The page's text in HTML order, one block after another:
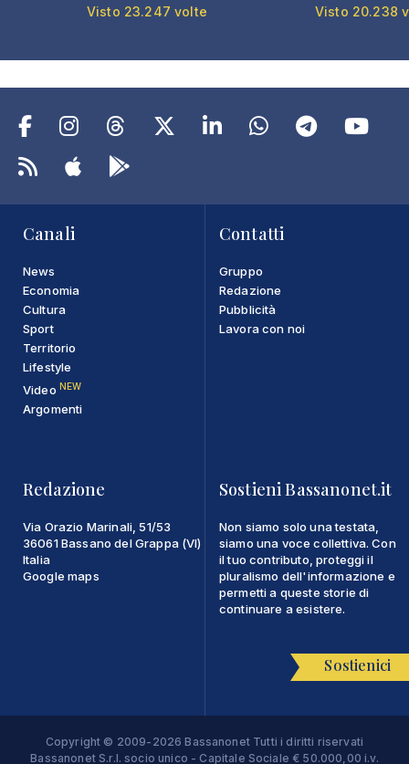
Visto 23.247 volte Visto 20.238
Canali
News
Economia
Cultura
Sport
Territorio
Lifestyle
Video NEW
Argomenti
Contatti
Gruppo
Redazione
Pubblicità
Lavora con noi
Redazione
Via Orazio Marinali, 51/53
36061 Bassano del Grappa (VI)
Italia
Google maps
Sostieni Bassanonet.it
Non siamo solo una testata,
siamo una voce collettiva. Con
il tuo contributo, proteggi il
pluralismo dell'informazione e
permetti a queste storie di
continuare a esistere.
Sostienici
Copyright © 2009-2026 Bassanonet Tutti i diritti riservati
Bassanonet S.r.l. socio unico - Capitale Sociale € 50.000,00 i.v.